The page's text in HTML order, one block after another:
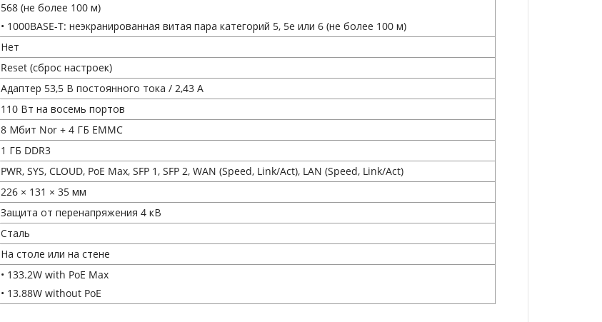
568 (не более 100 м)
• 1000BASE-T: неэкранированная витая пара категорий 5, 5e или 6 (не более 100 м)
Нет
Reset (сброс настроек)
Адаптер 53,5 В постоянного тока / 2,43 А
110 Вт на восемь портов
8 Мбит Nor + 4 ГБ EMMC
1 ГБ DDR3
PWR, SYS, CLOUD, PoE Max, SFP 1, SFP 2, WAN (Speed, Link/Act), LAN (Speed, Link/Act)
226 × 131 × 35 мм
Защита от перенапряжения 4 кВ
Сталь
На столе или на стене
• 133.2W with PoE Max
• 13.88W without PoE